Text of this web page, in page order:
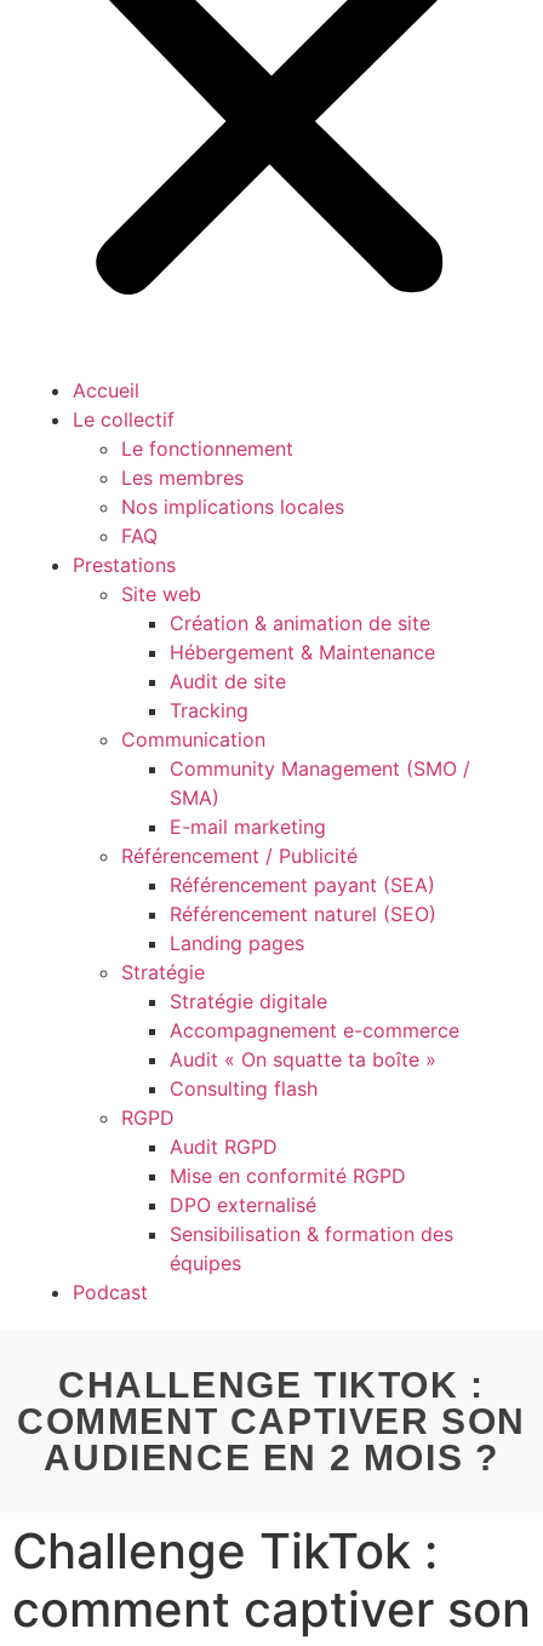
Accueil
Le collectif
Le fonctionnement
Les membres
Nos implications locales
FAQ
Prestations
Site web
Création & animation de site
Hébergement & Maintenance
Audit de site
Tracking
Communication
Community Management (SMO /
SMA)
E-mail marketing
Référencement / Publicité
Référencement payant (SEA)
Référencement naturel (SEO)
Landing pages
Stratégie
Stratégie digitale
Accompagnement e-commerce
Audit « On squatte ta boîte »
Consulting flash
RGPD
Audit RGPD
Mise en conformité RGPD
DPO externalisé
Sensibilisation & formation des
équipes
Podcast
CHALLENGE TIKTOK :
COMMENT CAPTIVER SON
AUDIENCE EN 2 MOIS ?
Challenge TikTok :
comment captiver son